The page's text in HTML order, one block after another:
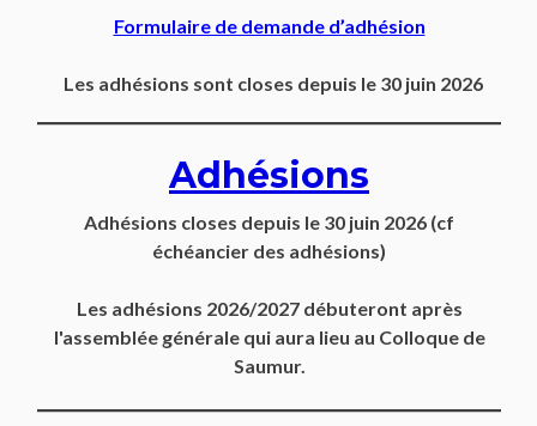
Formulaire de demande d’adhésion
Les adhésions sont closes depuis le 30 juin 2026
Adhésions
Adhésions closes depuis le 30 juin 2026 (cf
échéancier des adhésions)
Les adhésions 2026/2027 débuteront après
l'assemblée générale qui aura lieu au Colloque de
Saumur.